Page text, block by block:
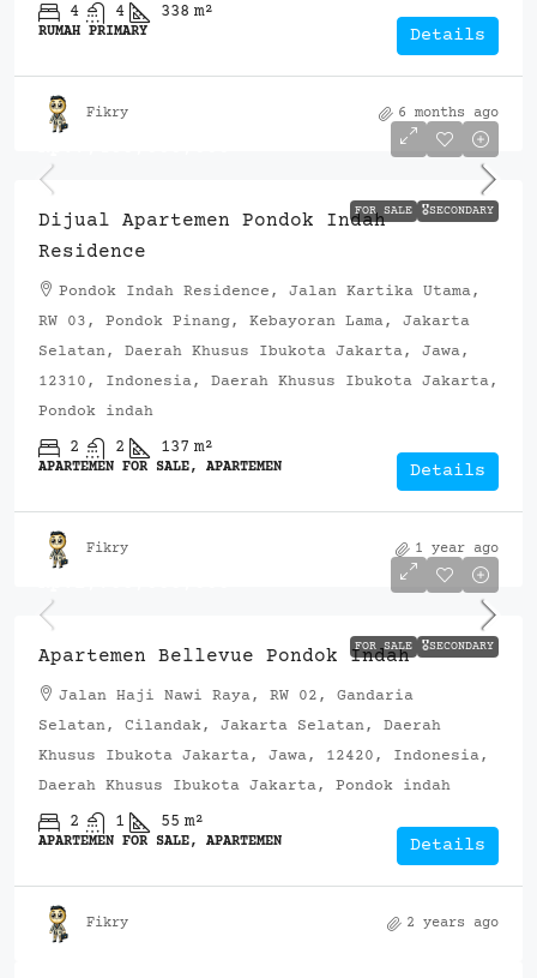
4 4 338 m²
RUMAH PRIMARY Details
Fikry 6 months ago
FOR SALE 🎖️SECONDARY
Dijual Apartemen Pondok Indah
Residence
Pondok Indah Residence, Jalan Kartika Utama,
RW 03, Pondok Pinang, Kebayoran Lama, Jakarta
Selatan, Daerah Khusus Ibukota Jakarta, Jawa,
12310, Indonesia, Daerah Khusus Ibukota Jakarta,
Pondok indah
2 2 137 m²
APARTEMEN FOR SALE, APARTEMEN Details
Fikry 1 year ago
FOR SALE 🎖️SECONDARY
Apartemen Bellevue Pondok Indah
Jalan Haji Nawi Raya, RW 02, Gandaria
Selatan, Cilandak, Jakarta Selatan, Daerah
Khusus Ibukota Jakarta, Jawa, 12420, Indonesia,
Daerah Khusus Ibukota Jakarta, Pondok indah
2 1 55 m²
APARTEMEN FOR SALE, APARTEMEN Details
Fikry 2 years ago